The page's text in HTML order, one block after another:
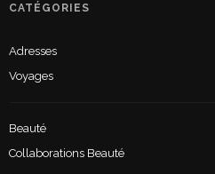
CATÉGORIES
Adresses
Voyages
Beauté
Collaborations Beauté